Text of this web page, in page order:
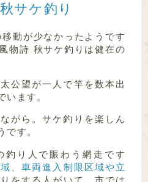
サケ釣り
動が少なかったようです
物詩 秋サケ釣りは健在の
公望が一人で竿を数本出
います。
がら。サケ釣りを楽しん
です。
釣り人で賑わう網走です
、車両進入制限区域や立
をする人がいて、市では